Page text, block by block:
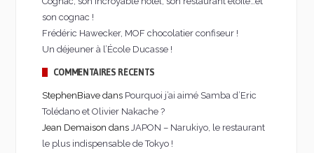
son cognac !
Frédéric Hawecker, MOF chocolatier confiseur !
Un déjeuner à l’École Ducasse !
COMMENTAIRES RÉCENTS
StephenBiave dans Pourquoi j’ai aimé Samba d’Eric
Tolédano et Olivier Nakache ?
Jean Demaison dans JAPON – Narukiyo, le restaurant
le plus indispensable de Tokyo !